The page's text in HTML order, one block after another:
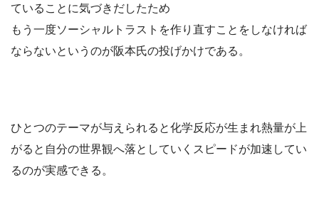
ていることに気づきだしたため
もう一度ソーシャルトラストを作り直すことをしなければ
ならないというのが阪本氏の投げかけである。
ひとつのテーマが与えられると化学反応が生まれ熱量が上
がると自分の世界観へ落としていくスピードが加速してい
るのが実感できる。